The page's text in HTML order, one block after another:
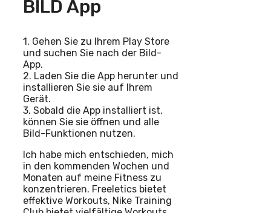
BILD App
1. Gehen Sie zu Ihrem Play Store
und suchen Sie nach der Bild-
App.
2. Laden Sie die App herunter und
installieren Sie sie auf Ihrem
Gerät.
3. Sobald die App installiert ist,
können Sie sie öffnen und alle
Bild-Funktionen nutzen.
Ich habe mich entschieden, mich
in den kommenden Wochen und
Monaten auf meine Fitness zu
konzentrieren. Freeletics bietet
effektive Workouts, Nike Training